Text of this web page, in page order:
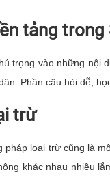
tảng trong
trọng vào những nội
Phần câu hỏi dễ,
trừ
loại trừ cũng là
khác nhau nhiều